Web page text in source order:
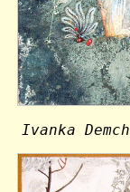
Ivanka